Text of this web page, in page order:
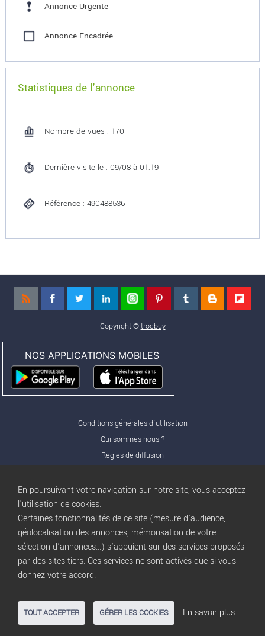
Annonce Urgente
Annonce Encadrée
Statistiques de l'annonce
Nombre de vues : 170
Dernière visite le : 09/08 à 01:19
Référence : 490488536
Copyright ©trocbuy
NOS APPLICATIONS MOBILES
Conditions générales d'utilisation
Qui sommes nous ?
Règles de diffusion
Nos offres Pro
Publicité
Conditions d’Utilisation
Privacy Policy
Blogtrocbuy
Gestion des cookies
Nous contacter
En poursuivant votre navigation sur notre site, vous acceptez
l'utilisation de cookies.
Certaines fonctionnalités de ce site (mesure d'audience,
géolocalisation des annonces, mémorisation de votre
sélection d'annonces...) s'appuient sur des services proposés
par des sites tiers. Ces services ne sont activés que si vous
donnez votre accord.
TOUT ACCEPTER GÉRER LES COOKIES En savoir plus